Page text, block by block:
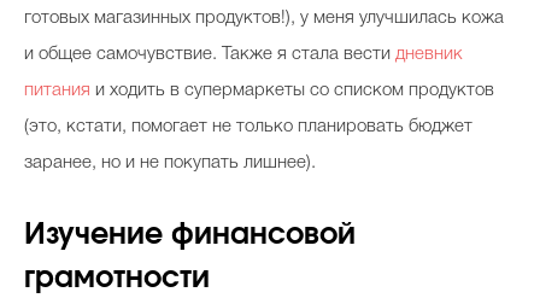
готовых магазинных продуктов!), у меня улучшилась кожа
и общее самочувствие. Также я стала вести дневник
питания и ходить в супермаркеты со списком продуктов
(это, кстати, помогает не только планировать бюджет
заранее, но и не покупать лишнее).
Изучение финансовой
грамотности